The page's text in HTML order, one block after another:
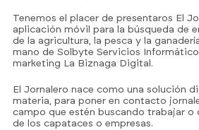
Tenemos el placer de presentaros El
aplicación móvil para la búsqueda de
de la agricultura, la pesca y la
mano de Solbyte Servicios
marketing La Biznaga Digital.
El Jornalero nace como una solución
materia, para poner en contacto
campo que estén buscando trabajar o
de los capataces o empresas.